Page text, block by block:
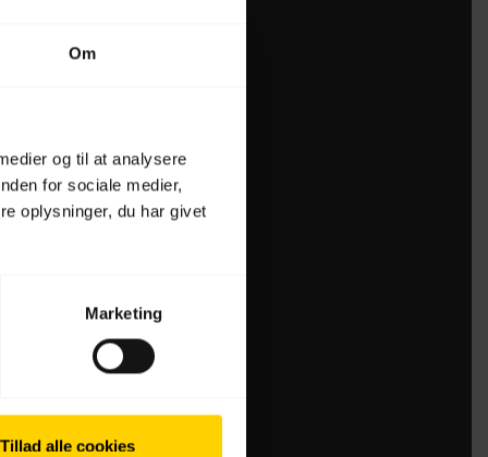
Om
og til at analysere
for sociale medier,
oplysninger, du har givet
Marketing
Tillad alle cookies